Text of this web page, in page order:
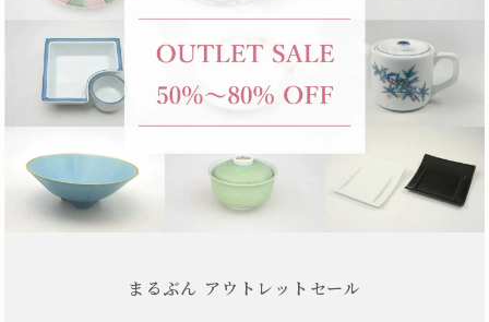
まるぶん アウトレットセール